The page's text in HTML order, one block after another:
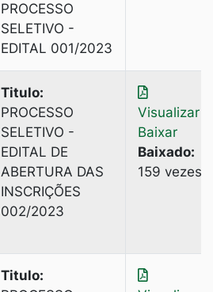
PROCESSO
SELETIVO -
EDITAL 001/2023
Titulo:
PROCESSO
SELETIVO -
EDITAL DE
ABERTURA DAS
INSCRIÇÕES
002/2023
Visualizar
Baixar
Baixado:
159 vezes
Titulo: